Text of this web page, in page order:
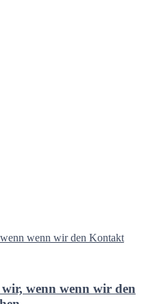
wenn wenn wir den